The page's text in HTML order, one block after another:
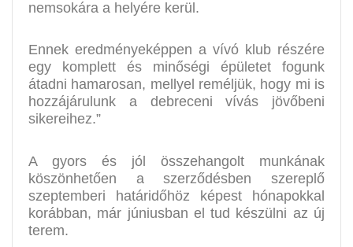
nemsokára a helyére kerül.
Ennek eredményeképpen a vívó klub részére
egy komplett és minőségi épületet fogunk
átadni hamarosan, mellyel reméljük, hogy mi is
hozzájárulunk a debreceni vívás jövőbeni
sikereihez.”
A gyors és jól összehangolt munkának
köszönhetően a szerződésben szereplő
szeptemberi határidőhöz képest hónapokkal
korábban, már júniusban el tud készülni az új
terem.